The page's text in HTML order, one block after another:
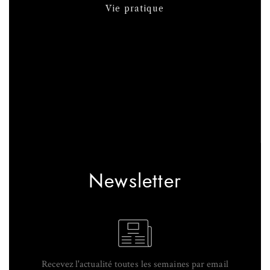
Vie pratique
Newsletter
Recevez l'actualité toutes les semaines par email